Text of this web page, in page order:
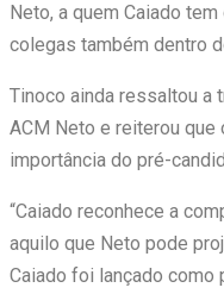
Neto, a quem Caiado
colegas também dentro
Tinoco ainda ressaltou a
ACM Neto e reiterou que
importância do pré-
“Caiado reconhece a
aquilo que Neto pode
Caiado foi lançado como